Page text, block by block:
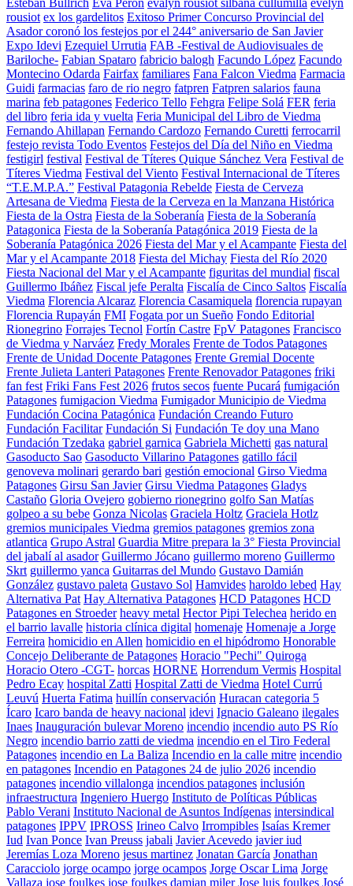
Esteban Bullrich Eva Perón evalyn rousiot silbana cullumilla evelyn
rousiot ex los gardelitos Exitoso Primer Concurso Provincial del
Asador coronó los festejos por el 244° aniversario de San Javier
Expo Idevi Ezequiel Urrutia FAB -Festival de Audiovisuales de
Bariloche- Fabian Spataro fabricio balogh Facundo López Facundo
Montecino Odarda Fairfax familiares Fana Falcon Viedma Farmacia
Guidi farmacias faro de rio negro fatpren Fatpren salarios fauna
marina feb patagones Federico Tello Fehgra Felipe Solá FER feria
del libro feria ida y vuelta Feria Municipal del Libro de Viedma
Fernando Ahillapan Fernando Cardozo Fernando Curetti ferrocarril
festejo revista Todo Eventos Festejos del Día del Niño en Viedma
festigirl festival Festival de Títeres Quique Sánchez Vera Festival de
Títeres Viedma Festival del Viento Festival Internacional de Títeres
“T.E.M.P.A.” Festival Patagonia Rebelde Fiesta de Cerveza
Artesana de Viedma Fiesta de la Cerveza en la Manzana Histórica
Fiesta de la Ostra Fiesta de la Soberanía Fiesta de la Soberanía
Patagonica Fiesta de la Soberanía Patagónica 2019 Fiesta de la
Soberanía Patagónica 2026 Fiesta del Mar y el Acampante Fiesta del
Mar y el Acampante 2018 Fiesta del Michay Fiesta del Río 2020
Fiesta Nacional del Mar y el Acampante figuritas del mundial fiscal
Guillermo Ibáñez Fiscal jefe Peralta Fiscalía de Cinco Saltos Fiscalía
Viedma Florencia Alcaraz Florencia Casamiquela florencia rupayan
Florencia Rupayán FMI Fogata por un Sueño Fondo Editorial
Rionegrino Forrajes Tecnol Fortín Castre FpV Patagones Francisco
de Viedma y Narváez Fredy Morales Frente de Todos Patagones
Frente de Unidad Docente Patagones Frente Gremial Docente
Frente Julieta Lanteri Patagones Frente Renovador Patagones friki
fan fest Friki Fans Fest 2026 frutos secos fuente Pucará fumigación
Patagones fumigacion Viedma Fumigador Municipio de Viedma
Fundación Cocina Patagónica Fundación Creando Futuro
Fundación Facilitar Fundación Si Fundación Te doy una Mano
Fundación Tzedaka gabriel garnica Gabriela Michetti gas natural
Gasoducto Sao Gasoducto Villarino Patagones gatillo fácil
genoveva molinari gerardo bari gestión emocional Girso Viedma
Patagones Girsu San Javier Girsu Viedma Patagones Gladys
Castaño Gloria Ovejero gobierno rionegrino golfo San Matías
golpeo a su bebe Gonza Nicolas Graciela Holtz Graciela Hotlz
gremios municipales Viedma gremios patagones gremios zona
atlantica Grupo Astral Guardia Mitre prepara la 3° Fiesta Provincial
del jabalí al asador Guillermo Jócano guillermo moreno Guillermo
Skrt guillermo yanca Guitarras del Mundo Gustavo Damián
González gustavo paleta Gustavo Sol Hamvides haroldo lebed Hay
Alternativa Pat Hay Alternativa Patagones HCD Patagones HCD
Patagones en Stroeder heavy metal Hector Pipi Telechea herido en
el barrio lavalle historia clínica digital homenaje Homenaje a Jorge
Ferreira homicidio en Allen homicidio en el hipódromo Honorable
Concejo Deliberante de Patagones Horacio "Pechi" Quiroga
Horacio Otero -CGT- horcas HORNE Horrendum Vermis Hospital
Pedro Ecay hospital Zatti Hospital Zatti de Viedma Hotel Currú
Leuvú Huerta Fatima huillín conservación Huracan categoria 5
Ícaro Icaro banda de heavy nacional idevi Ignacio Galeano ilegales
Inaes Inauguración bulevar Moreno incendio incendio auto PS Río
Negro incendio barrio zatti de viedma incendio en el Tiro Federal
Patagones incendio en La Baliza Incendio en la calle mitre incendio
en patagones Incendio en Patagones 24 de julio 2026 incendio
patagones incendio villalonga incendios patagones inclusión
infraestructura Ingeniero Huergo Instituto de Políticas Públicas
Pablo Verani Instituto Nacional de Asuntos Indígenas intersindical
patagones IPPV IPROSS Irineo Calvo Irrompibles Isaías Kremer
Iud Ivan Ponce Ivan Preuss jabali Javier Acevedo javier iud
Jeremías Loza Moreno jesus martinez Jonatan García Jonathan
Caracciolo jorge ocampo jorge ocampos Jorge Oscar Lima Jorge
Vallaza jose foulkes jose foulkes damian miler Jose luis foulkes José